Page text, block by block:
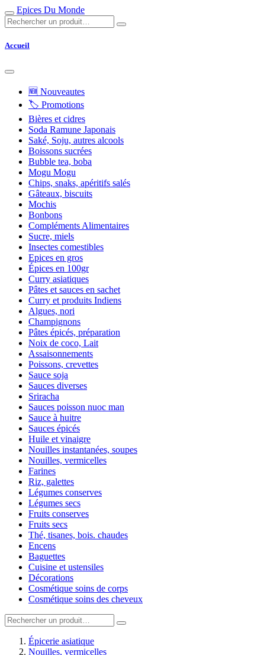
Epices Du Monde
Accueil
🆕 Nouveautes
🏷 Promotions
Bières et cidres
Soda Ramune Japonais
Saké, Soju, autres alcools
Boissons sucrées
Bubble tea, boba
Mogu Mogu
Chips, snaks, apéritifs salés
Gâteaux, biscuits
Mochis
Bonbons
Compléments Alimentaires
Sucre, miels
Insectes comestibles
Epices en gros
Épices en 100gr
Curry asiatiques
Pâtes et sauces en sachet
Curry et produits Indiens
Algues, nori
Champignons
Pâtes épicés, préparation
Noix de coco, Lait
Assaisonnements
Poissons, crevettes
Sauce soja
Sauces diverses
Sriracha
Sauces poisson nuoc man
Sauce à huitre
Sauces épicés
Huile et vinaigre
Nouilles instantanées, soupes
Nouilles, vermicelles
Farines
Riz, galettes
Légumes conserves
Légumes secs
Fruits conserves
Fruits secs
Thé, tisanes, bois. chaudes
Encens
Baguettes
Cuisine et ustensiles
Décorations
Cosmétique soins de corps
Cosmétique soins des cheveux
Épicerie asiatique
Nouilles, vermicelles